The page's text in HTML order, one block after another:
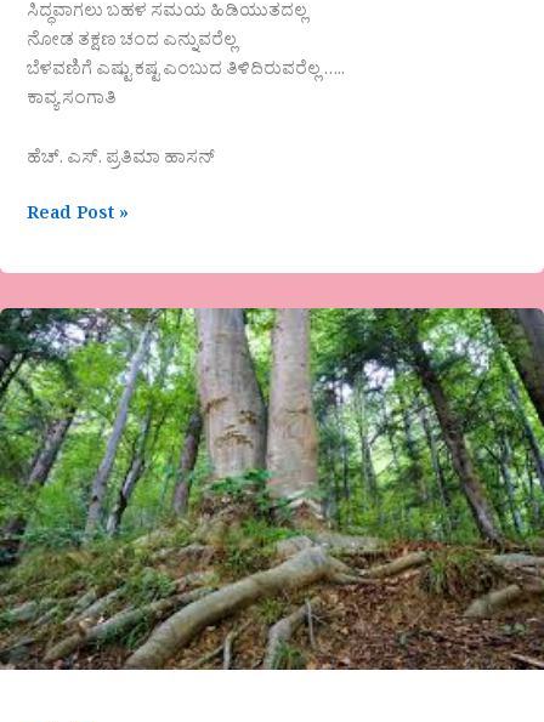
ಸಿದ್ಧವಾಗಲು ಬಹಳ ಸಮಯ ಹಿಡಿಯುತದಲ್ಲ
ನೋಡ ತಕ್ಷಣ ಚಂದ ಎನ್ನುವರೆಲ್ಲ
ಬೆಳವಣಿಗೆ ಎಷ್ಟು ಕಷ್ಟ ಎಂಬುದ ತಿಳಿದಿರುವರೆಲ್ಲ …..
ಕಾವ್ಯ ಸಂಗಾತಿ
ಹೆಚ್. ಎಸ್. ಪ್ರತಿಮಾ ಹಾಸನ್
Read Post »
ವೈ.ಎಂ.ಯಾಕೊಳ್ಳಿ
ಕವಿತೆ
ಮರವಾಗಲಾರೆ
ನಾನು..